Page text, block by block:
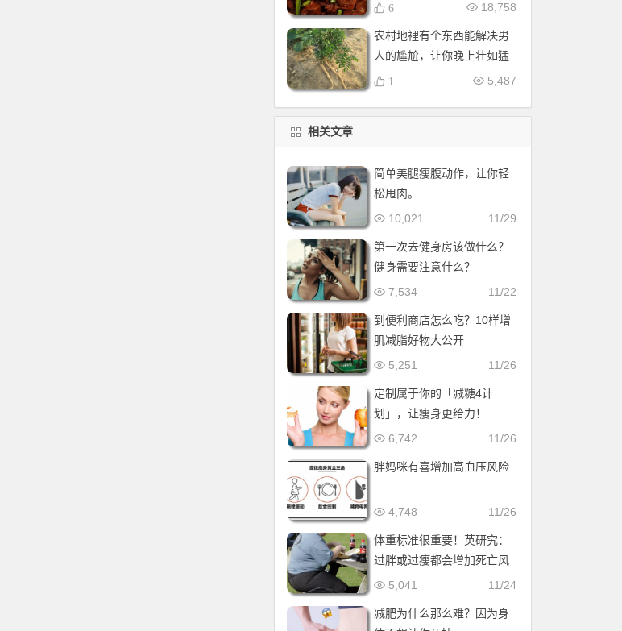
18,758
6
农村地裡有个东西能解决男
人的尴尬，让你晚上壮如猛
牛床受不了
5,487
1
相关文章
简单美腿瘦腹动作，让你轻
松甩肉。
11/29
10,021
第一次去健身房该做什么？
健身需要注意什么？
11/22
7,534
到便利商店怎么吃？10样增
肌减脂好物大公开
11/26
5,251
定制属于你的「减糖4计
划」，让瘦身更给力！
11/26
6,742
胖妈咪有喜增加高血压风险
11/26
4,748
体重标准很重要！英研究：
过胖或过瘦都会增加死亡风
险
11/24
5,041
减肥为什么那么难？因为身